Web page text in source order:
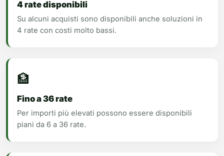
4 rate disponibili
Su alcuni acquisti sono disponibili anche soluzioni in
4 rate con costi molto bassi.
🏦
Fino a 36 rate
Per importi più elevati possono essere disponibili
piani da 6 a 36 rate.